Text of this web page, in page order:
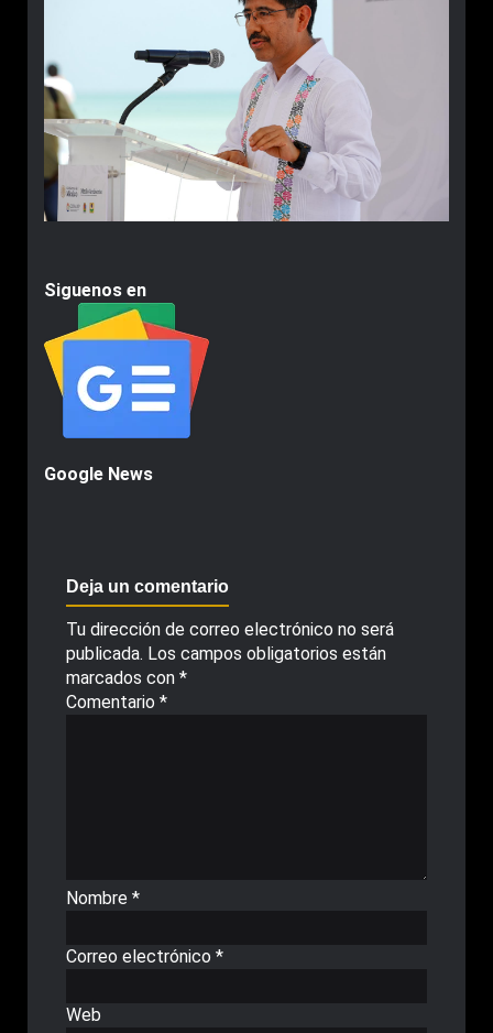
Siguenos en
Google News
Deja un comentario
Tu dirección de correo electrónico no será
publicada. Los campos obligatorios están
marcados con *
Comentario *
Nombre *
Correo electrónico *
Web